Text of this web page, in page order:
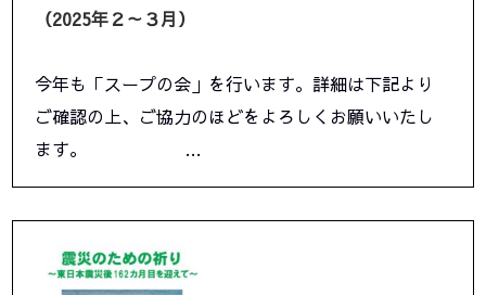
（2025年２～３月）
今年も「スープの会」を行います。詳細は下記より
ご確認の上、ご協力のほどをよろしくお願いいたし
ます。 …